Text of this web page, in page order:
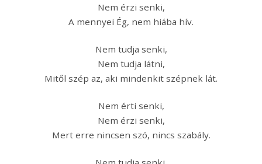
Nem érzi senki,
A mennyei Ég, nem hiába hív.
Nem tudja senki,
Nem tudja látni,
Mitől szép az, aki mindenkit szépnek lát.
Nem érti senki,
Nem érzi senki,
Mert erre nincsen szó, nincs szabály.